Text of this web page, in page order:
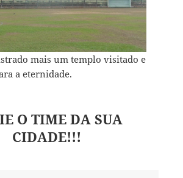
mais um templo visitado e
a eternidade.
O TIME DA SUA
CIDADE!!!